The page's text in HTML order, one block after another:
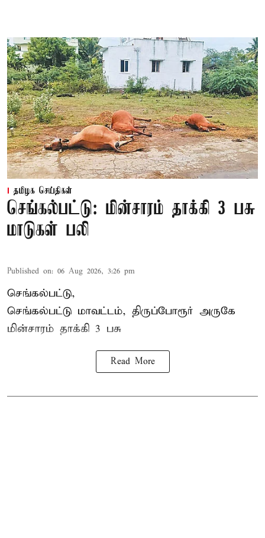
தமிழக செய்திகள்
செங்கல்பட்டு: மின்சாரம் தாக்கி 3 பசு
மாடுகள் பலி
Published on: 06 Aug 2026, 3:26 pm
செங்கல்பட்டு,
செங்கல்பட்டு மாவட்டம், திருப்போரூர் அருகே
மின்சாரம் தாக்கி 3 பசு
Read More